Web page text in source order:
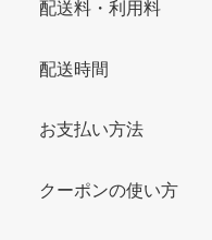
配送料・利用料
配送時間
お支払い方法
クーポンの使い方